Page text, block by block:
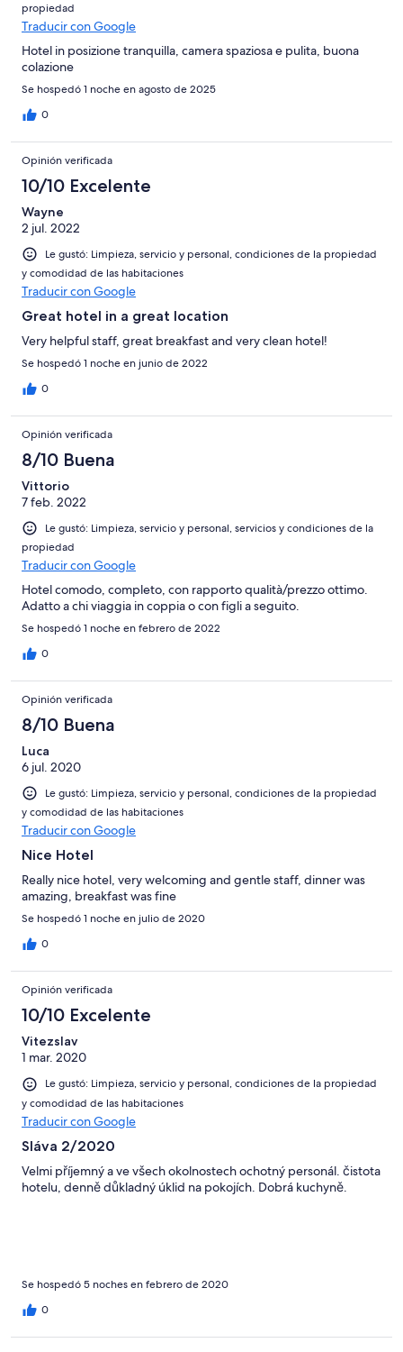
propiedad
Traducir con Google
Hotel in posizione tranquilla, camera spaziosa e pulita, buona
colazione
Se hospedó 1 noche en agosto de 2025
0
Opinión verificada
10/10 Excelente
Wayne
2 jul. 2022
Le gustó: Limpieza, servicio y personal, condiciones de la propiedad
y comodidad de las habitaciones
Traducir con Google
Great hotel in a great location
Very helpful staff, great breakfast and very clean hotel!
Se hospedó 1 noche en junio de 2022
0
Opinión verificada
8/10 Buena
Vittorio
7 feb. 2022
Le gustó: Limpieza, servicio y personal, servicios y condiciones de la
propiedad
Traducir con Google
Hotel comodo, completo, con rapporto qualità/prezzo ottimo.
Adatto a chi viaggia in coppia o con figli a seguito.
Se hospedó 1 noche en febrero de 2022
0
Opinión verificada
8/10 Buena
Luca
6 jul. 2020
Le gustó: Limpieza, servicio y personal, condiciones de la propiedad
y comodidad de las habitaciones
Traducir con Google
Nice Hotel
Really nice hotel, very welcoming and gentle staff, dinner was
amazing, breakfast was fine
Se hospedó 1 noche en julio de 2020
0
Opinión verificada
10/10 Excelente
Vitezslav
1 mar. 2020
Le gustó: Limpieza, servicio y personal, condiciones de la propiedad
y comodidad de las habitaciones
Traducir con Google
Sláva 2/2020
Velmi příjemný a ve všech okolnostech ochotný personál. čistota
hotelu, denně důkladný úklid na pokojích. Dobrá kuchyně.
Se hospedó 5 noches en febrero de 2020
0